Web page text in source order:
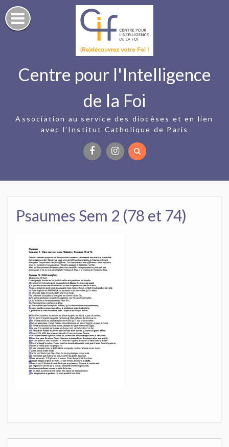
Skip
to
content
Centre pour l'Intelligence
de la Foi
Association au service des diocèses et en lien
avec l’Institut Catholique de Paris
Psaumes Sem 2 (78 et 74)